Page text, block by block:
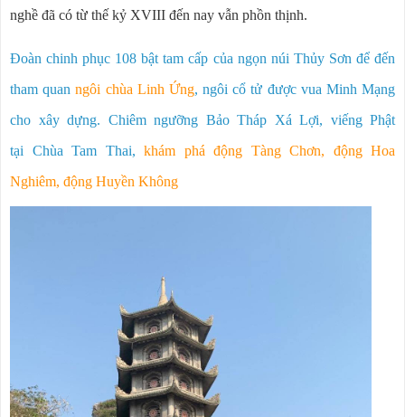
nghề đã có từ thế kỷ XVIII đến nay vẫn phồn thịnh.
Đoàn chinh phục 108 bật tam cấp của ngọn núi Thủy Sơn để đến
tham quan ngôi chùa Linh Ứng, ngôi cổ tử được vua Minh Mạng
cho xây dựng. Chiêm ngưỡng Bảo Tháp Xá Lợi, viếng Phật
tại Chùa Tam Thai, khám phá động Tàng Chơn, động Hoa
Nghiêm, động Huyền Không